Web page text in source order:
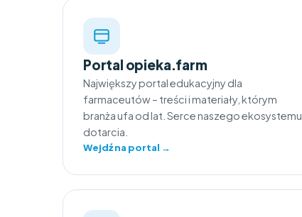
Portal opieka.farm
Największy portal edukacyjny dla
farmaceutów – treści i materiały, którym
branża ufa od lat. Serce naszego ekosystemu
dotarcia.
Wejdź na portal →